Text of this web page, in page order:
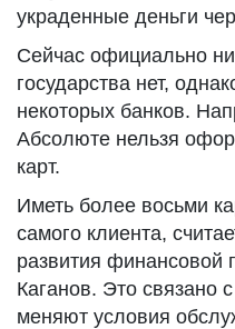
украденные деньги
Сейчас официально
государства нет,
некоторых банков.
Абсолюте нельзя
карт.
Иметь более восьми
самого клиента,
развития финансовой
Каганов. Это связано
меняют условия